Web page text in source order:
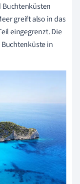
Buchtenküsten
greift also in das
eingegrenzt. Die
in